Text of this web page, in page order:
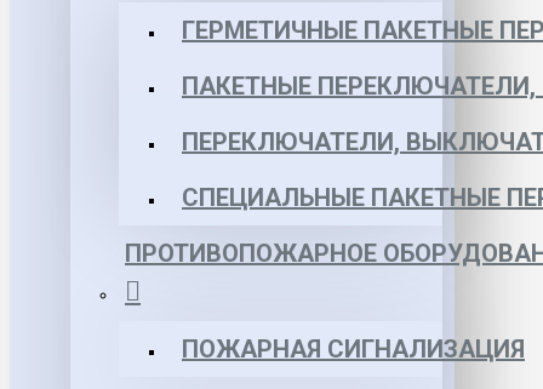
ГЕРМЕТИЧНЫЕ ПАКЕТНЫЕ
ПАКЕТНЫЕ
ПЕРЕКЛЮЧАТЕЛИ,
СПЕЦИАЛЬНЫЕ ПАКЕТНЫЕ
ПРОТИВОПОЖАРНОЕ
ПОЖАРНАЯ СИГНАЛИЗАЦИЯ